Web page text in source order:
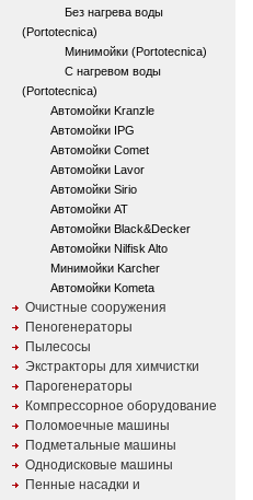
Без нагрева воды
(Portotecnica)
Минимойки (Portotecnica)
С нагревом воды
(Portotecnica)
Автомойки Kranzle
Автомойки IPG
Автомойки Comet
Автомойки Lavor
Автомойки Sirio
Автомойки AT
Автомойки Black&Decker
Автомойки Nilfisk Alto
Минимойки Karcher
Автомойки Kometa
Очистные сооружения
Пеногенераторы
Пылесосы
Экстракторы для химчистки
Парогенераторы
Компрессорное оборудование
Поломоечные машины
Подметальные машины
Однодисковые машины
Пенные насадки и